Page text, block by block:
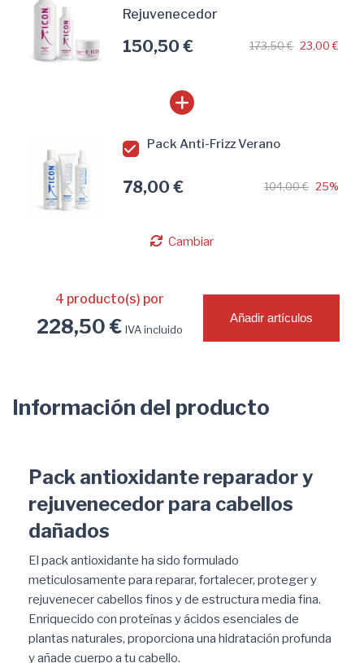
Rejuvenecedor
150,50 € 173,50 € 23,00 €
Pack Anti-Frizz Verano
78,00 € 104,00 € 25%
Cambiar
4 producto(s) por
228,50 € IVA incluido
Añadir artículos
Información del producto
Pack antioxidante reparador y
rejuvenecedor para cabellos
dañados
El pack antioxidante ha sido formulado
meticulosamente para reparar, fortalecer, proteger y
rejuvenecer cabellos finos y de estructura media fina.
Enriquecido con proteínas y ácidos esenciales de
plantas naturales, proporciona una hidratación profunda
y añade cuerpo a tu cabello.